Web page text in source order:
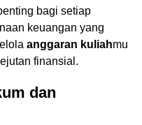
bagi setiap
keuangan yang
anggaran kuliahmu
finansial.
dan